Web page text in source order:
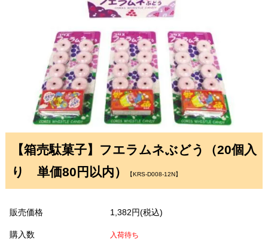
【箱売駄菓子】フエラムネぶどう（20個入
り 単価80円以内）
【KRS-D008-12N】
販売価格 1,382円(税込)
購入数 入荷待ち